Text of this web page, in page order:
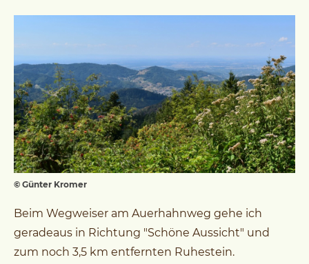
© Günter Kromer
Beim Wegweiser am Auerhahnweg gehe ich
geradeaus in Richtung "Schöne Aussicht" und
zum noch 3,5 km entfernten Ruhestein.